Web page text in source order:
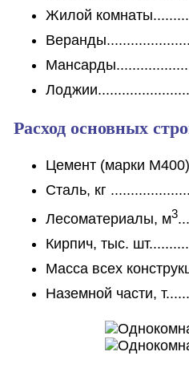
Жилой
Расход основных
Цемент (марки
Сталь, кг
Лесоматериалы, м3
Кирпич, тыс.
Масса всех
Наземной части,